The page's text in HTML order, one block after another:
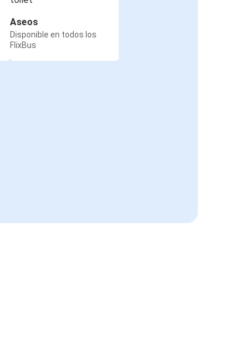
Aseos
Disponible en todos los
FlixBus